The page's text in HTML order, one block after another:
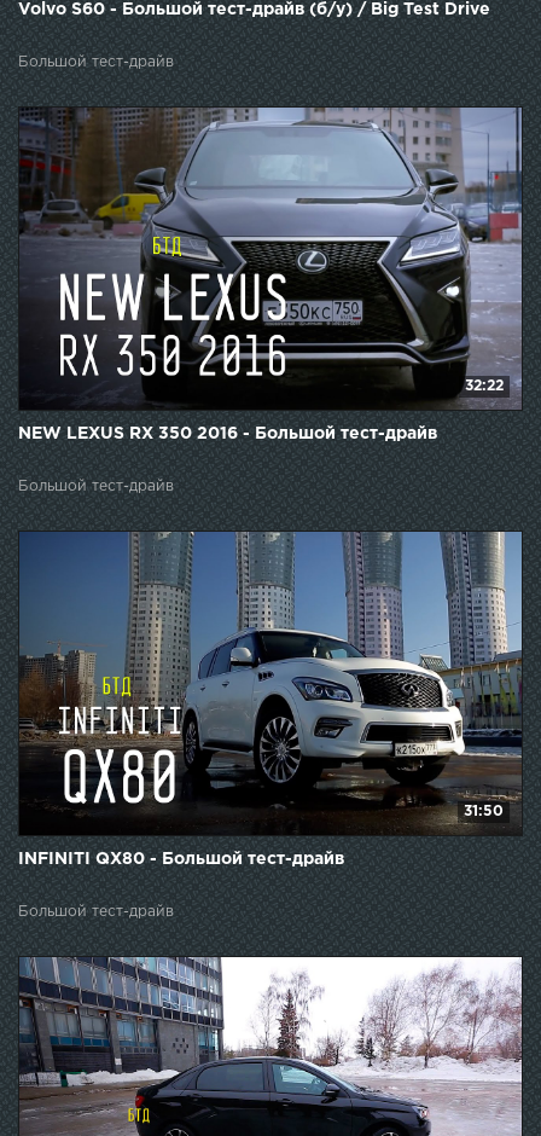
Volvo S60 - Большой тест-драйв (б/у) / Big Test Drive
Большой тест-драйв
32:22
NEW LEXUS RX 350 2016 - Большой тест-драйв
Большой тест-драйв
31:50
INFINITI QX80 - Большой тест-драйв
Большой тест-драйв